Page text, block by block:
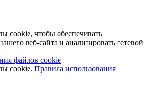
cookie, чтобы обеспечивать
веб-сайта и анализировать сетевой
файлов cookie
cookie. Правила использования